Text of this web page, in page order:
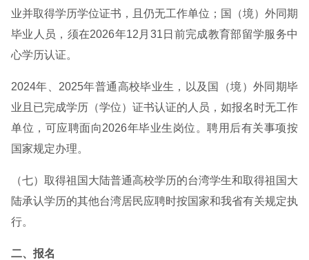
业并取得学历学位证书，且仍无工作单位；国（境）外同期
毕业人员，须在2026年12月31日前完成教育部留学服务中
心学历认证。
2024年、2025年普通高校毕业生，以及国（境）外同期毕
业且已完成学历（学位）证书认证的人员，如报名时无工作
单位，可应聘面向2026年毕业生岗位。聘用后有关事项按
国家规定办理。
（七）取得祖国大陆普通高校学历的台湾学生和取得祖国大
陆承认学历的其他台湾居民应聘时按国家和我省有关规定执
行。
二、报名